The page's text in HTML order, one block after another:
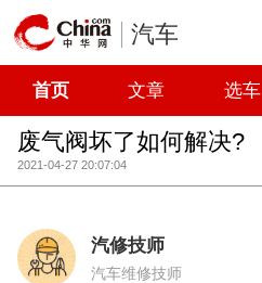
汽车
首页 文章 选车
废气阀坏了如何解决?
2021-04-27 20:07:04
汽修技师
汽车维修技师